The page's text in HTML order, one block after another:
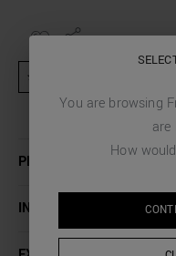
★ Produit exclu des activités
PLUS DE DÉTAILS
INSTRUCTIONS DE
You are browsing
are
How